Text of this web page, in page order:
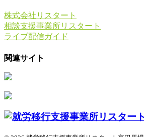
株式会社リスタート
相談支援事業所リスタート
ライブ配信ガイド
関連サイト